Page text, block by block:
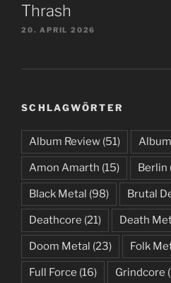
Thrash
20. APRIL 2026
SCHLAGWÖRTER
Album Review (51)
Amon Amarth (15) Berlin
Black Metal (98) Brutal
Deathcore (21) Death
Doom Metal (23) Folk
Full Force (16) Grindcore